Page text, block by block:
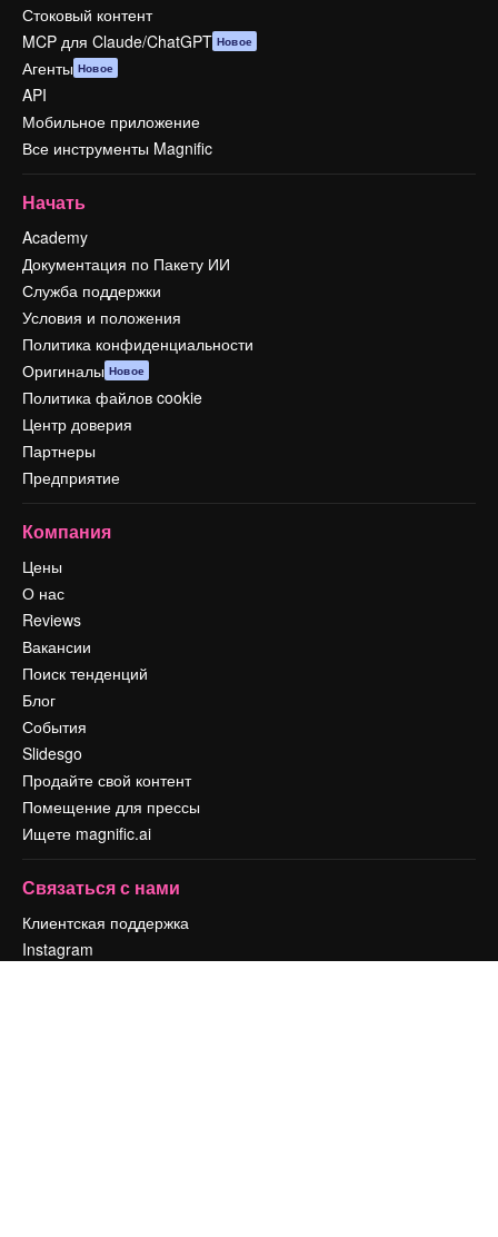
Стоковый контент
MCP для Claude/ChatGPT Новое
Агенты Новое
API
Мобильное приложение
Все инструменты Magnific
Начать
Academy
Документация по Пакету ИИ
Служба поддержки
Условия и положения
Политика конфиденциальности
Оригиналы Новое
Политика файлов cookie
Центр доверия
Партнеры
Предприятие
Компания
Цены
О нас
Reviews
Вакансии
Поиск тенденций
Блог
События
Slidesgo
Продайте свой контент
Помещение для прессы
Ищете magnific.ai
Связаться с нами
Клиентская поддержка
Instagram